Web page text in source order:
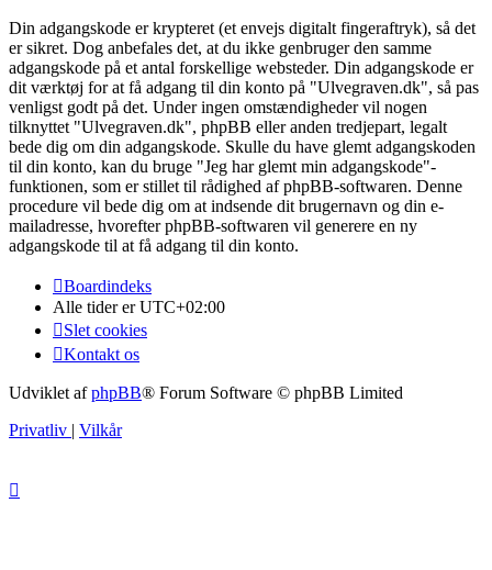
Din adgangskode er krypteret (et envejs digitalt fingeraftryk), så det
er sikret. Dog anbefales det, at du ikke genbruger den samme
adgangskode på et antal forskellige websteder. Din adgangskode er
dit værktøj for at få adgang til din konto på "Ulvegraven.dk", så pas
venligst godt på det. Under ingen omstændigheder vil nogen
tilknyttet "Ulvegraven.dk", phpBB eller anden tredjepart, legalt
bede dig om din adgangskode. Skulle du have glemt adgangskoden
til din konto, kan du bruge "Jeg har glemt min adgangskode"-
funktionen, som er stillet til rådighed af phpBB-softwaren. Denne
procedure vil bede dig om at indsende dit brugernavn og din e-
mailadresse, hvorefter phpBB-softwaren vil generere en ny
adgangskode til at få adgang til din konto.
Boardindeks
Alle tider erUTC+02:00
Slet cookies
Kontakt os
Udviklet afphpBB® Forum Software © phpBB Limited
Privatliv | Vilkår